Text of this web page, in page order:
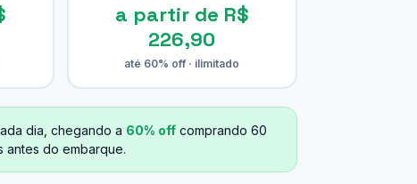
a partir de R$
226,90
até 60% off · ilimitado
dia, chegando a 60% off comprando 60
antes do embarque.